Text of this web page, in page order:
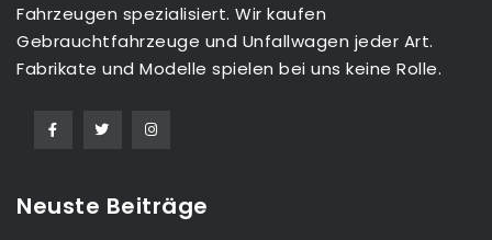
Fahrzeugen spezialisiert. Wir kaufen
Gebrauchtfahrzeuge und Unfallwagen jeder Art.
Fabrikate und Modelle spielen bei uns keine Rolle.
Neuste Beiträge